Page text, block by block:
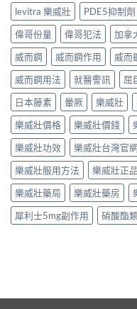
levitra 樂威壯 PDE5抑制劑
偉哥份量
偉哥犯法 加拿
威而鋼
威而鋼作用 威而
威而鋼用法
就醫警訊 屈
日本藤素
暈厥 樂威壯
樂威壯價格
樂威壯價錢
樂威壯功效
樂威壯台灣官網
樂威壯服用方法
樂威壯正品
樂威壯藥局
樂威壯藥房
犀利士5mg副作用
硝酸酯